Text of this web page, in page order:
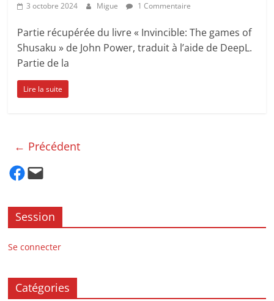
3 octobre 2024 Migue 1 Commentaire
Partie récupérée du livre « Invincible: The games of
Shusaku » de John Power, traduit à l’aide de DeepL.
Partie de la
Lire la suite
← Précédent
Facebook
Mail
Session
Se connecter
Catégories